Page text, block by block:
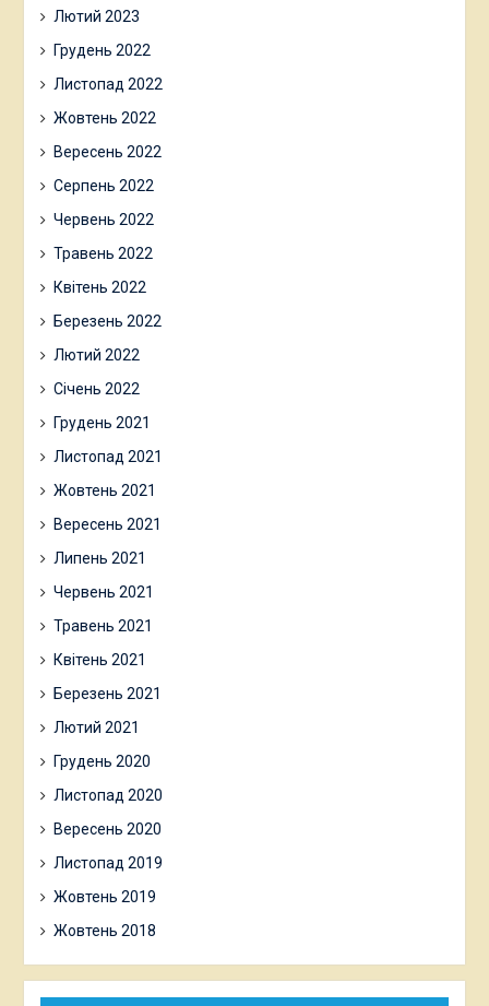
Лютий 2023
Грудень 2022
Листопад 2022
Жовтень 2022
Вересень 2022
Серпень 2022
Червень 2022
Травень 2022
Квітень 2022
Березень 2022
Лютий 2022
Січень 2022
Грудень 2021
Листопад 2021
Жовтень 2021
Вересень 2021
Липень 2021
Червень 2021
Травень 2021
Квітень 2021
Березень 2021
Лютий 2021
Грудень 2020
Листопад 2020
Вересень 2020
Листопад 2019
Жовтень 2019
Жовтень 2018